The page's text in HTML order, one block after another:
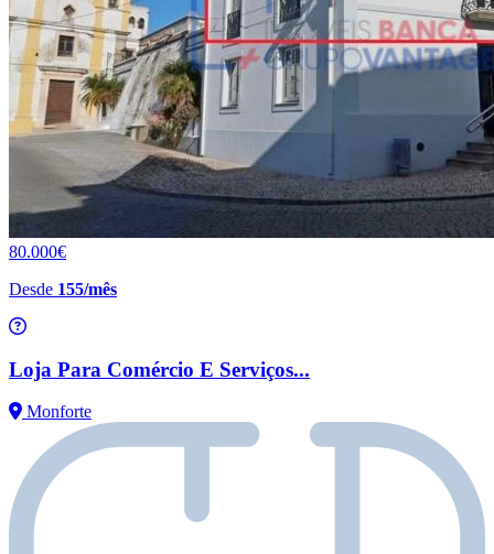
80.000€
Desde 155/mês
Loja Para Comércio E Serviços...
Monforte